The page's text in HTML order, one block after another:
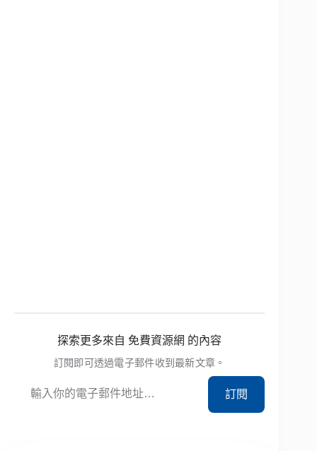
探索更多來自 免費資源網 的內容
訂閱即可透過電子郵件收到最新文章。
訂閱